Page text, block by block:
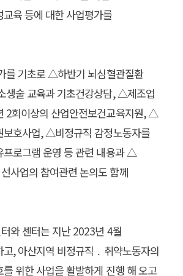
육 등에 대한 사업평가를
를 기초로△하반기 뇌심혈관질환
생술 교육과 기초건강상담,△제조업
2회이상의 산업안전보건교육지원,△
호사업,△비정규직 감정노동자를
로그램 운영 등 관련 내용과△
사업의 참여관련 논의도 함께
와 센터는 지난2023년 4월
고,아산지역 비정규직 ․ 취약노동자의
위한 사업을 활발하게 진행 해 오고